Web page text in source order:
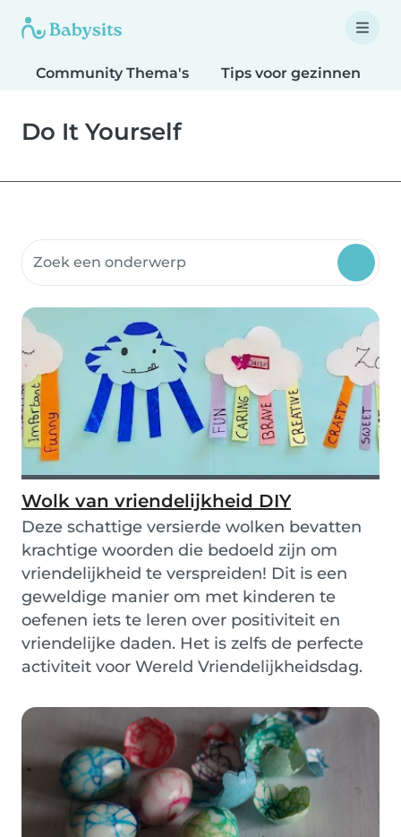
Community Thema's Tips voor gezinnen
Do It Yourself
Doorzoek Community Thema's
Wolk van vriendelijkheid DIY
Deze schattige versierde wolken bevatten
krachtige woorden die bedoeld zijn om
vriendelijkheid te verspreiden! Dit is een
geweldige manier om met kinderen te
oefenen iets te leren over positiviteit en
vriendelijke daden. Het is zelfs de perfecte
activiteit voor Wereld Vriendelijkheidsdag.